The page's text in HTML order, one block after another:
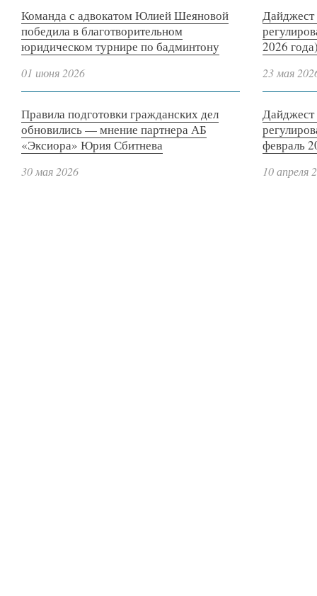
Команда с адвокатом Юлией Шеяновой
победила в благотворительном
юридическом турнире по бадминтону
01 июня 2026
Правила подготовки гражданских дел
обновились — мнение партнера АБ
«Эксиора» Юрия Сбитнева
30 мая 2026
Дайджест
2026
23 мая
Дайджест
февраль
10 апреля